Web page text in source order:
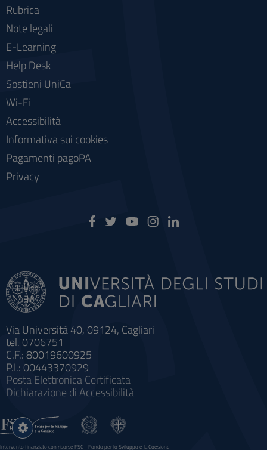
Via Università 40, 09124, Cagliari
tel. 0706751
C.F.: 80019600925
P.I.: 00443370929
Posta Elettronica Certificata
Dichiarazione di Accessibilità
Rubrica
Note legali
E-Learning
Help Desk
Sostieni UniCa
Wi-Fi
Accessibilità
Informativa sui cookies
Pagamenti pagoPA
Privacy
Intervento finanziato con risorse FSC - Fondo per lo Sviluppo e la Coesione
Sistema informatico gestionale integrato a supporto della didattica e della ricerca e potenziamento dei servizi online
Impostazioni
cookie